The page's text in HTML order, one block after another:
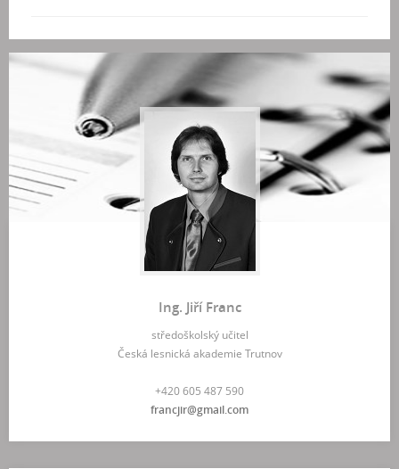
Ing. Jiří Franc
středoškolský učitel
Česká lesnická akademie Trutnov
+420 605 487 590
francjir@gmail.com